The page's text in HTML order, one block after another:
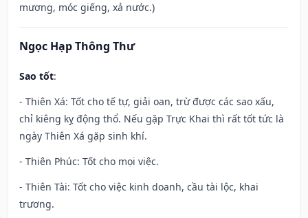
mương, móc giếng, xả nước.)
Ngọc Hạp Thông Thư
Sao tốt:
- Thiên Xá: Tốt cho tế tự, giải oan, trừ được các sao xấu,
chỉ kiêng kỵ động thổ. Nếu gặp Trực Khai thì rất tốt tức là
ngày Thiên Xá gặp sinh khí.
- Thiên Phúc: Tốt cho mọi việc.
- Thiên Tài: Tốt cho việc kinh doanh, cầu tài lộc, khai
trương.